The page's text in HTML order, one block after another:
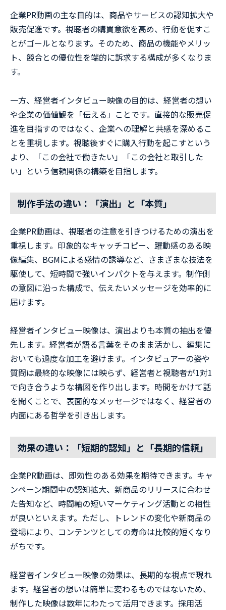
企業PR動画の主な目的は、商品やサービスの認知拡大や
販売促進です。視聴者の購買意欲を高め、行動を促すこ
とがゴールとなります。そのため、商品の機能やメリッ
ト、競合との優位性を端的に訴求する構成が多くなりま
す。
一方、経営者インタビュー映像の目的は、経営者の想い
や企業の価値観を「伝える」ことです。直接的な販売促
進を目指すのではなく、企業への理解と共感を深めるこ
とを重視します。視聴後すぐに購入行動を起こすという
より、「この会社で働きたい」「この会社と取引した
い」という信頼関係の構築を目指します。
制作手法の違い：「演出」と「本質」
企業PR動画は、視聴者の注意を引きつけるための演出を
重視します。印象的なキャッチコピー、躍動感のある映
像編集、BGMによる感情の誘導など、さまざまな技法を
駆使して、短時間で強いインパクトを与えます。制作側
の意図に沿った構成で、伝えたいメッセージを効率的に
届けます。
経営者インタビュー映像は、演出よりも本質の抽出を優
先します。経営者が語る言葉をそのまま活かし、編集に
おいても過度な加工を避けます。インタビュアーの姿や
質問は最終的な映像には映らず、経営者と視聴者が1対1
で向き合うような構図を作り出します。時間をかけて話
を聞くことで、表面的なメッセージではなく、経営者の
内面にある哲学を引き出します。
効果の違い：「短期的認知」と「長期的信頼」
企業PR動画は、即効性のある効果を期待できます。キャ
ンペーン期間中の認知拡大、新商品のリリースに合わせ
た告知など、時間軸の短いマーケティング活動との相性
が良いといえます。ただし、トレンドの変化や新商品の
登場により、コンテンツとしての寿命は比較的短くなり
がちです。
経営者インタビュー映像の効果は、長期的な視点で現れ
ます。経営者の想いは簡単に変わるものではないため、
制作した映像は数年にわたって活用できます。採用活